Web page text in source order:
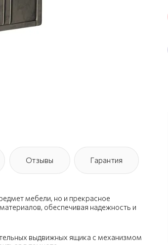
Отзывы Гарантия
мебели, но и прекрасное
обеспечивая надежность и
выдвижных ящика с механизмом